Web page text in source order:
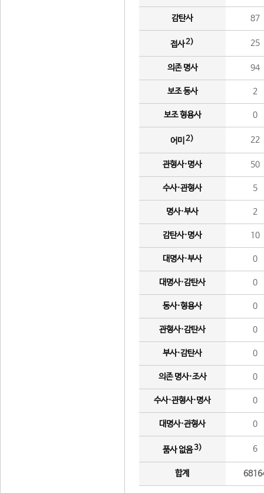
감탄사 87
접사2) 25
의존 명사 94
보조 동사 2
보조 형용사 0
어미 2) 22
관형사·명사 50
수사·관형사 5
명사·부사 2
감탄사·명사 10
대명사·부사 0
대명사·감탄사 0
동사·형용사 0
관형사·감탄사 0
부사·감탄사 0
의존 명사·조사 0
수사·관형사·명사 0
대명사·관형사 0
품사 없음3) 6
합계